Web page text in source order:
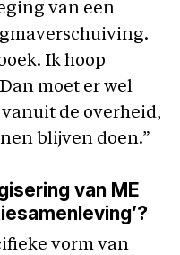
van een
Ik hoop
moet er wel
de overheid,
blijven doen.”
van ME
vorm van